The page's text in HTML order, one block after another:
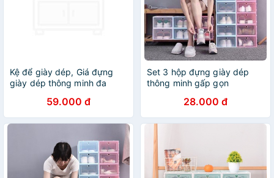
Kệ để giày dép, Giá đựng
giày dép thông minh đa
59.000 đ
Set 3 hộp đựng giày dép
thông minh gấp gọn
28.000 đ